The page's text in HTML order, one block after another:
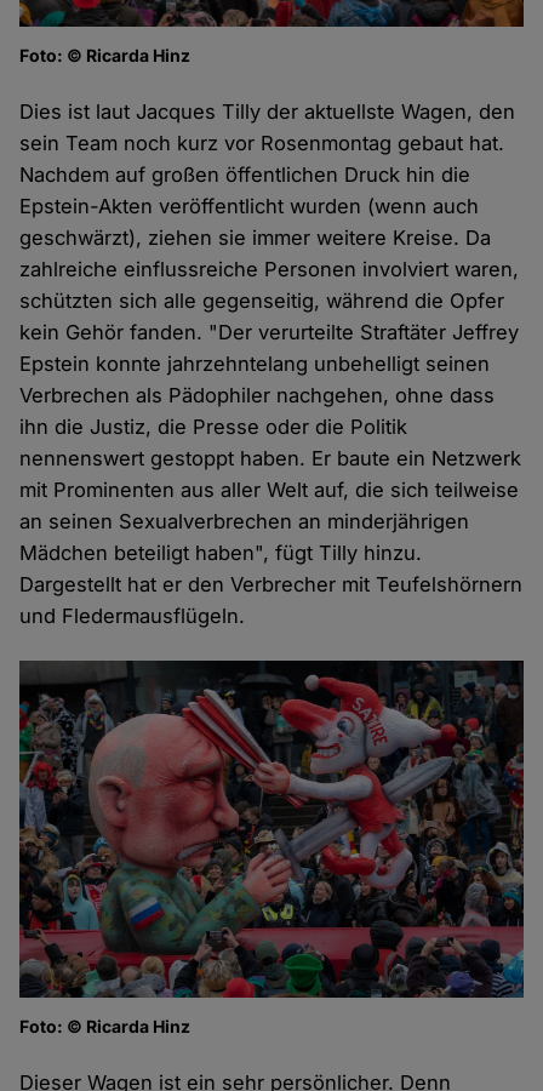
Foto: © Ricarda Hinz
Dies ist laut Jacques Tilly der aktuellste Wagen, den
sein Team noch kurz vor Rosenmontag gebaut hat.
Nachdem auf großen öffentlichen Druck hin die
Epstein-Akten veröffentlicht wurden (wenn auch
geschwärzt), ziehen sie immer weitere Kreise. Da
zahlreiche einflussreiche Personen involviert waren,
schützten sich alle gegenseitig, während die Opfer
kein Gehör fanden. "Der verurteilte Straftäter Jeffrey
Epstein konnte jahrzehntelang unbehelligt seinen
Verbrechen als Pädophiler nachgehen, ohne dass
ihn die Justiz, die Presse oder die Politik
nennenswert gestoppt haben. Er baute ein Netzwerk
mit Prominenten aus aller Welt auf, die sich teilweise
an seinen Sexualverbrechen an minderjährigen
Mädchen beteiligt haben", fügt Tilly hinzu.
Dargestellt hat er den Verbrecher mit Teufelshörnern
und Fledermausflügeln.
Foto: © Ricarda Hinz
Dieser Wagen ist ein sehr persönlicher. Denn